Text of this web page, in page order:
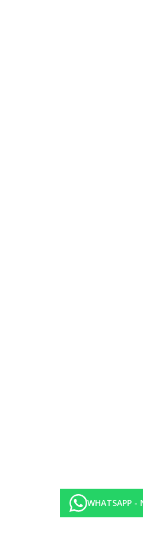
část, šatna, sprcha, vana,
uvedené vybavení):
či výběru z menu.
WHATSAPP -